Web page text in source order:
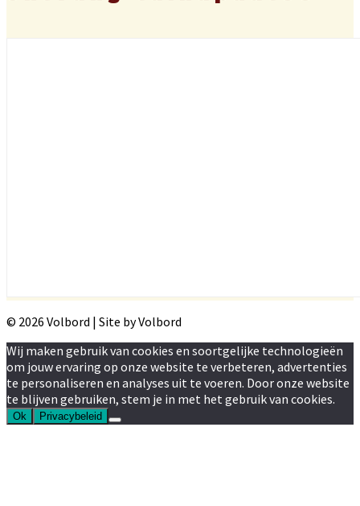
© 2026 Volbord | Site by Volbord
Wij maken gebruik van cookies en soortgelijke technologieën
om jouw ervaring op onze website te verbeteren, advertenties
te personaliseren en analyses uit te voeren. Door onze website
te blijven gebruiken, stem je in met het gebruik van cookies.
Ok Privacybeleid